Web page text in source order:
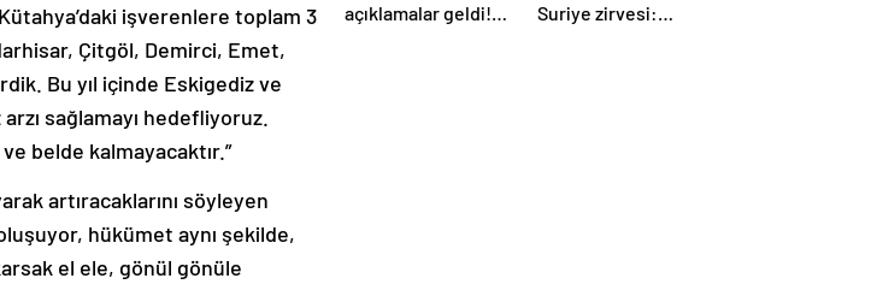
işverenlere toplam 3
Çitgöl, Demirci, Emet,
Bu yıl içinde Eskigediz ve
sağlamayı hedefliyoruz.
belde kalmayacaktır.”
artıracaklarını söyleyen
hükümet aynı şekilde,
el ele, gönül gönüle
açıklamalar geldi!
Suriye zirvesi: